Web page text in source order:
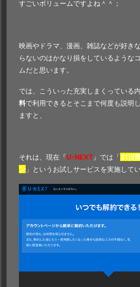
すごいボリュームですよね＾＾；
映画やドラマ、漫画、雑誌などが好き
らないのはかなり損をしているような
ムだと思います。
では、こういった充実しまくっている
料で利用できるとそこまで何度も説明
ますと、
それは、現在『U-NEXT』では「31日
ン 」というお試しサービスを実施して